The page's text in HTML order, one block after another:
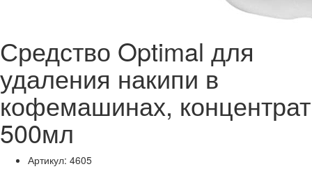
Средство Optimal для
удаления накипи в
кофемашинах, концентрат
500мл
Артикул: 4605